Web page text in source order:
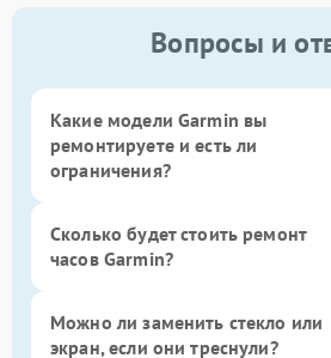
Вопросы и
Какие модели Garmin вы
ремонтируете и есть ли
ограничения?
Сколько будет стоить ремонт
часов Garmin?
Можно ли заменить стекло или
экран, если они треснули?